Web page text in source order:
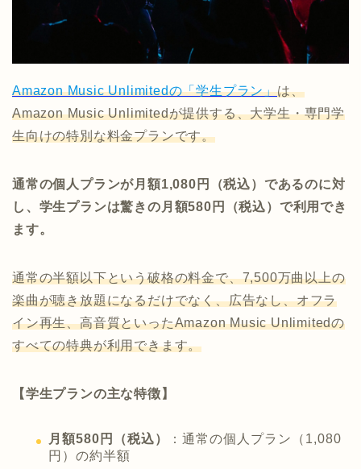
Amazon Music Unlimitedの「学生プラン」は、
Amazon Music Unlimitedが提供する、大学生・専門学
生向けの特別な料金プランです。
通常の個人プランが月額1,080円（税込）であるのに対
し、学生プランは驚きの月額580円（税込）で利用でき
ます。
通常の半額以下という破格の料金で、7,500万曲以上の
楽曲が聴き放題になるだけでなく、広告なし、オフラ
イン再生、高音質といったAmazon Music Unlimitedの
すべての特典が利用できます。
【学生プランの主な特徴】
月額580円（税込）
：通常の個人プラン（1,080
円）の約半額